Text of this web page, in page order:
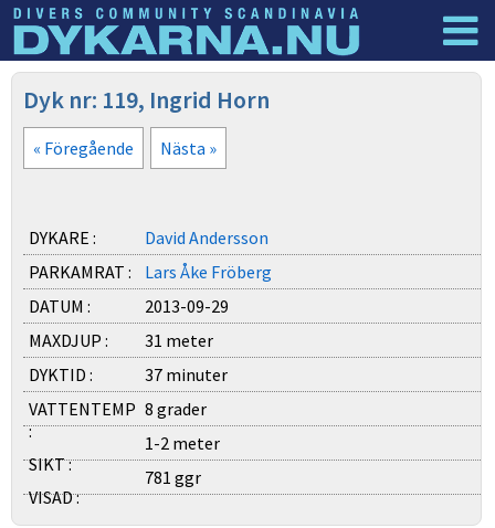
Dyknyheter
Dyk nr: 119, Ingrid Horn
« Föregående Nästa »
DYKARE :
David Andersson
PARKAMRAT :
Lars Åke Fröberg
DATUM :
2013-09-29
MAXDJUP :
31 meter
DYKTID :
37 minuter
VATTENTEMP
:
8 grader
SIKT :
1-2 meter
VISAD :
781 ggr